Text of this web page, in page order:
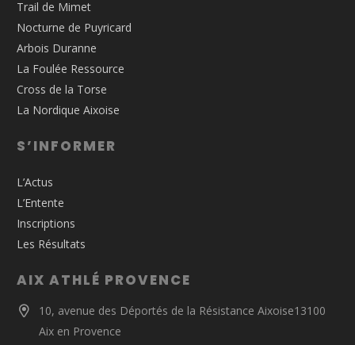
Trail de Mimet
Nocturne de Puyricard
Arbois Duranne
La Foulée Ressource
Cross de la Torse
La Nordique Aixoise
S’INFORMER
L’Actus
L’Entente
Inscriptions
Les Résultats
AIX ATHLÉ PROVENCE
10, avenue des Déportés de la Résistance Aixoise13100
Aix en Provence